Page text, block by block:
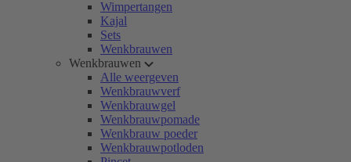
Wimpertangen
Kajal
Sets
Wenkbrauwen
Wenkbrauwen
Alle weergeven
Wenkbrauwverf
Wenkbrauwgel
Wenkbrauwpomade
Wenkbrauw poeder
Wenkbrauwpotloden